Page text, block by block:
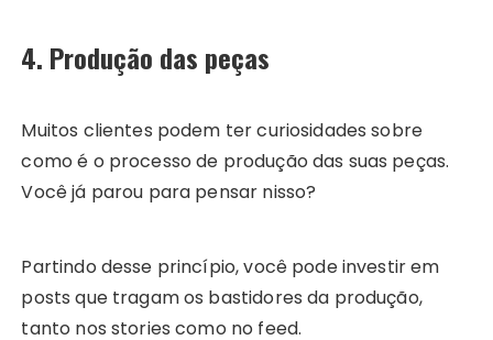
4. Produção das peças
Muitos clientes podem ter curiosidades sobre
como é o processo de produção das suas peças.
Você já parou para pensar nisso?
Partindo desse princípio, você pode investir em
posts que tragam os bastidores da produção,
tanto nos stories como no feed.